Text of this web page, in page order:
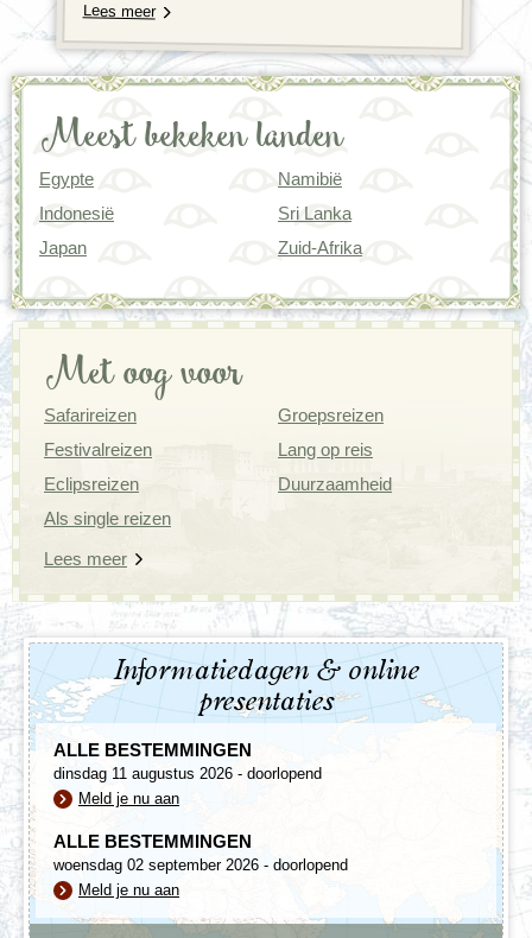
Lees meer
Meest bekeken landen
Egypte
Indonesië
Japan
Namibië
Sri Lanka
Zuid-Afrika
Met oog voor
Safarireizen
Festivalreizen
Eclipsreizen
Als single reizen
Groepsreizen
Lang op reis
Duurzaamheid
Lees meer
Informatiedagen & online
presentaties
ALLE BESTEMMINGEN
dinsdag 11 augustus 2026 - doorlopend
Meld je nu aan
ALLE BESTEMMINGEN
woensdag 02 september 2026 - doorlopend
Meld je nu aan